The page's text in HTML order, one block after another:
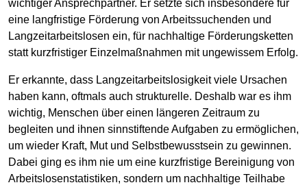
wichtiger Ansprechpartner. Er setzte sich insbesondere für
eine langfristige Förderung von Arbeitssuchenden und
Langzeitarbeitslosen ein, für nachhaltige Förderungsketten
statt kurzfristiger Einzelmaßnahmen mit ungewissem Erfolg.
Er erkannte, dass Langzeitarbeitslosigkeit viele Ursachen
haben kann, oftmals auch strukturelle. Deshalb war es ihm
wichtig, Menschen über einen längeren Zeitraum zu
begleiten und ihnen sinnstiftende Aufgaben zu ermöglichen,
um wieder Kraft, Mut und Selbstbewusstsein zu gewinnen.
Dabei ging es ihm nie um eine kurzfristige Bereinigung von
Arbeitslosenstatistiken, sondern um nachhaltige Teilhabe